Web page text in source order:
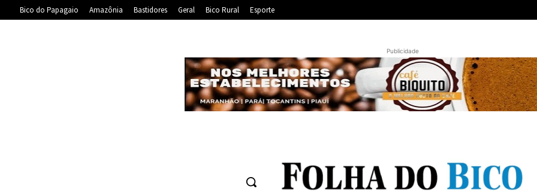
Bico do Papagaio Amazônia Bastidores Geral Bico Rural Esporte
Publicidade